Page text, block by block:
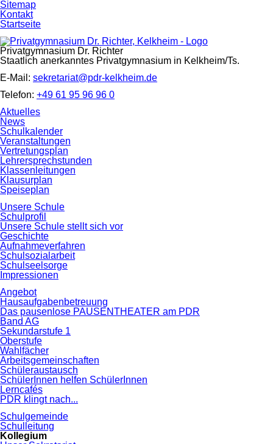
Navigation
überspringen
Sitemap
Kontakt
Startseite
Privatgymnasium Dr. Richter
Staatlich anerkanntes Privatgymnasium in Kelkheim/Ts.
E-Mail: sekretariat@pdr-kelkheim.de
Telefon: +49 61 95 96 96 0
Navigation
überspringen
Aktuelles
News
Schulkalender
Veranstaltungen
Vertretungsplan
Lehrersprechstunden
Klassenleitungen
Klausurplan
Speiseplan
Unsere Schule
Schulprofil
Unsere Schule stellt sich vor
Geschichte
Aufnahmeverfahren
Schulsozialarbeit
Schulseelsorge
Impressionen
Angebot
Hausaufgabenbetreuung
Das pausenlose PAUSENTHEATER am PDR
Band AG
Sekundarstufe 1
Oberstufe
Wahlfächer
Arbeitsgemeinschaften
Schüleraustausch
SchülerInnen helfen SchülerInnen
Lerncafés
PDR klingt nach...
Schulgemeinde
Schulleitung
Kollegium